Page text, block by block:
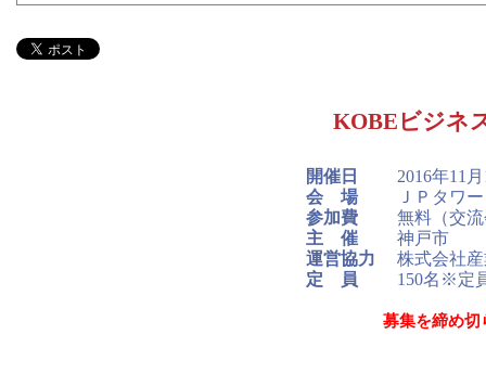
KOBEビジネ
開催日
2016年11
会 場
ＪＰタワ
参加費
無料（交
主 催
神戸市
運営協力
株式会社
定 員
150名※定
募集を締め切